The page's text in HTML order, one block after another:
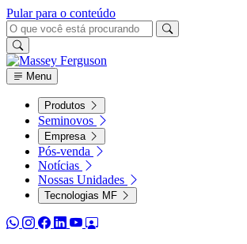
Pular para o conteúdo
Menu
Produtos
Seminovos
Empresa
Pós-venda
Notícias
Nossas Unidades
Tecnologias MF